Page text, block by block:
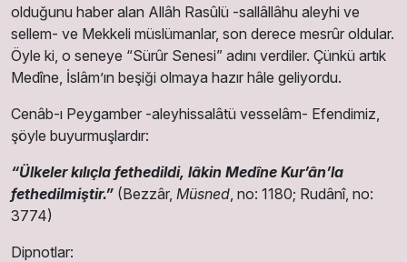
olduğunu haber alan Allâh Rasûlü -sallâllâhu aleyhi ve
sellem- ve Mekkeli müs­lümanlar, son derece mesrûr oldular.
Öyle ki, o seneye “Sürûr Senesi” adını verdiler. Çünkü artık
Medîne, İslâm’ın beşiği olmaya hazır hâle geliyordu.
Cenâb-ı Peygamber -aleyhissalâtü vesselâm- Efendimiz,
şöyle buyurmuşlardır:
“Ülkeler kılıçla fethedildi, lâkin Medîne Kur’ân’la
fethedilmiştir.” (Bezzâr, Müsned , no: 1180; Rudânî, no:
3774)
Dipnotlar: